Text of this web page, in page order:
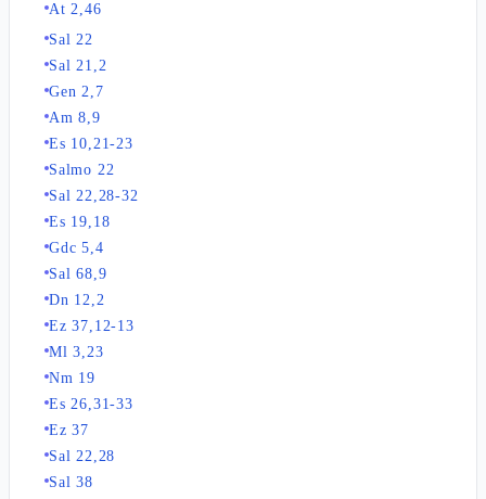
At 2,46
Sal 22
Sal 21,2
Gen 2,7
Am 8,9
Es 10,21-23
Salmo 22
Sal 22,28-32
Es 19,18
Gdc 5,4
Sal 68,9
Dn 12,2
Ez 37,12-13
Ml 3,23
Nm 19
Es 26,31-33
Ez 37
Sal 22,28
Sal 38